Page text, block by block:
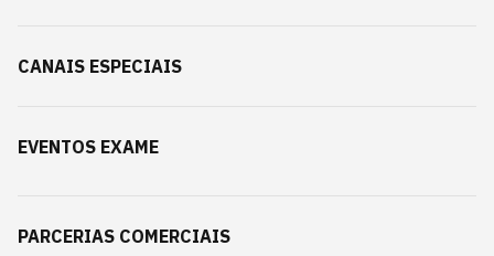
CANAIS ESPECIAIS
EVENTOS EXAME
PARCERIAS COMERCIAIS